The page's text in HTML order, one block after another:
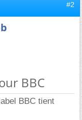
#2
BBC
BBC tient